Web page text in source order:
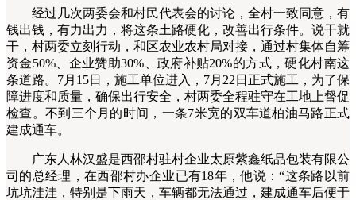
经过几次两委会和村民代表会的讨论，全村一致同意，有
钱出钱，有力出力，将这条土路硬化，改善出行条件。说干就
干，村两委立刻行动，和区农业农村局对接，通过村集体自筹
资金50%、企业赞助30%、政府补贴20%的方式，硬化村南这
条道路。7月15日，施工单位进入，7月22日正式施工，为了保
障进度和质量，确保出行安全，村两委全程驻守在工地上督促
检查。不到三个月的时间，一条7米宽的双车道柏油马路正式
建成通车。
广东人林汉盛是西邵村驻村企业太原紫鑫纸品包装有限公
司的总经理，在西邵村办企业已有18年，他说：“这条路以前
坑坑洼洼，特别是下雨天，车辆都无法通过，建成通车后便于